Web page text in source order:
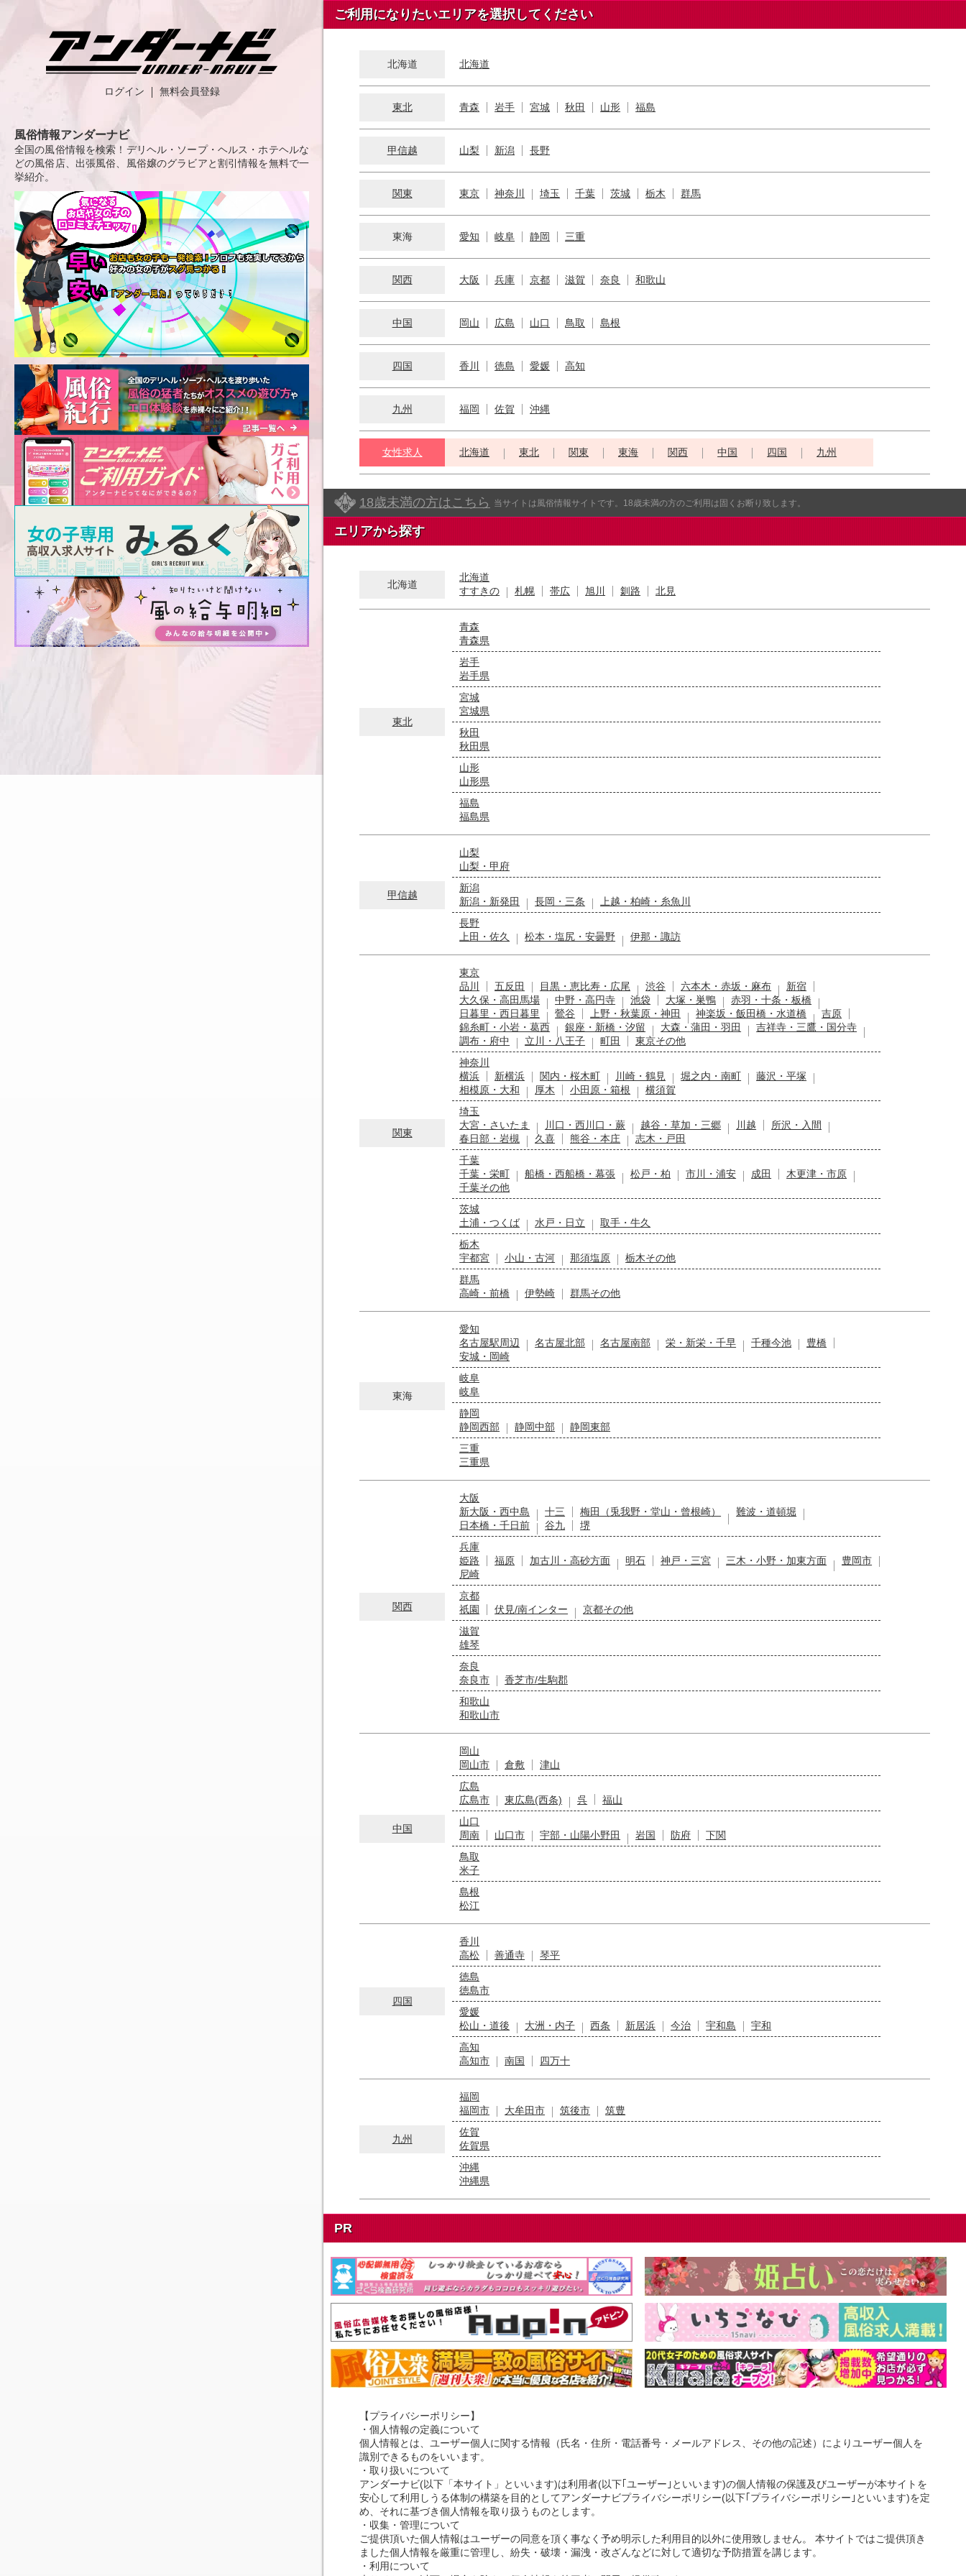
ログイン 無料会員登録
風俗情報アンダーナビ
全国の風俗情報を検索！デリヘル・ソープ・ヘルス・ホテヘルな
どの風俗店、出張風俗、風俗嬢のグラビアと割引情報を無料で一
挙紹介。
ご利用になりたいエリアを選択してください
北海道 北海道
東北 青森 岩手 宮城 秋田 山形 福島
甲信越 山梨 新潟 長野
関東 東京 神奈川 埼玉 千葉 茨城 栃木 群馬
東海 愛知 岐阜 静岡 三重
関西 大阪 兵庫 京都 滋賀 奈良 和歌山
中国 岡山 広島 山口 鳥取 島根
四国 香川 徳島 愛媛 高知
九州 福岡 佐賀 沖縄
女性求人 北海道 東北 関東 東海 関西 中国 四国 九州
18歳未満の方はこちら 当サイトは風俗情報サイトです。18歳未満の方のご利用は固くお断り致します。
エリアから探す
北海道
北海道
すすきの
札幌 帯広 旭川 釧路 北見
東北
青森
青森県
岩手
岩手県
宮城
宮城県
秋田
秋田県
山形
山形県
福島
福島県
甲信越
山梨
山梨・甲府
新潟
新潟・新発田
長岡・三条
上越・柏崎・糸魚川
長野
上田・佐久
松本・塩尻・安曇野 伊那・諏訪
関東
東京
品川
五反田 目黒・恵比寿・広尾 渋谷 六本木・赤坂・麻布
新宿
大久保・高田馬場
中野・高円寺 池袋 大塚・巣鴨
赤羽・十条・板橋
日暮里・西日暮里
鶯谷 上野・秋葉原・神田 神楽坂・飯田橋・水道橋
吉原
錦糸町・小岩・葛西
銀座・新橋・汐留 大森・蒲田・羽田
吉祥寺・三鷹・国分寺
調布・府中
立川・八王子 町田
東京その他
神奈川
横浜
新横浜 関内・桜木町 川崎・鶴見 堀之内・南町
藤沢・平塚
相模原・大和
厚木 小田原・箱根
横須賀
埼玉
大宮・さいたま
川口・西川口・蕨 越谷・草加・三郷 川越
所沢・入間
春日部・岩槻
久喜 熊谷・本庄
志木・戸田
千葉
千葉・栄町
船橋・西船橋・幕張 松戸・柏 市川・浦安 成田
木更津・市原
千葉その他
茨城
土浦・つくば
水戸・日立
取手・牛久
栃木
宇都宮
小山・古河 那須塩原
栃木その他
群馬
高崎・前橋
伊勢崎 群馬その他
東海
愛知
名古屋駅周辺
名古屋北部 名古屋南部 栄・新栄・千早 千種今池
豊橋
安城・岡崎
岐阜
岐阜
静岡
静岡西部
静岡中部
静岡東部
三重
三重県
関西
大阪
新大阪・西中島
十三 梅田（兎我野・堂山・曾根崎）
難波・道頓堀
日本橋・千日前
谷九
堺
兵庫
姫路
福原 加古川・高砂方面 明石 神戸・三宮 三木・小野・加東方面
豊岡市
尼崎
京都
祇園
伏見/南インター
京都その他
滋賀
雄琴
奈良
奈良市
香芝市/生駒郡
和歌山
和歌山市
中国
岡山
岡山市
倉敷
津山
広島
広島市
東広島(西条) 呉
福山
山口
周南
山口市 宇部・山陽小野田 岩国 防府
下関
鳥取
米子
島根
松江
四国
香川
高松
善通寺
琴平
徳島
徳島市
愛媛
松山・道後
大洲・内子 西条 新居浜 今治 宇和島
宇和
高知
高知市
南国 四万十
九州
福岡
福岡市
大牟田市 筑後市
筑豊
佐賀
佐賀県
沖縄
沖縄県
PR
【プライバシーポリシー】
・個人情報の定義について
個人情報とは、ユーザー個人に関する情報（氏名・住所・電話番号・メールアドレス、その他の記述）によりユーザー個人を
識別できるものをいいます。
・取り扱いについて
アンダーナビ(以下「本サイト」といいます)は利用者(以下｢ユーザー｣といいます)の個人情報の保護及びユーザーが本サイトを
安心して利用しうる体制の構築を目的としてアンダーナビプライバシーポリシー(以下｢プライバシーポリシー｣といいます)を定
め、それに基づき個人情報を取り扱うものとします。
・収集・管理について
ご提供頂いた個人情報はユーザーの同意を頂く事なく予め明示した利用目的以外に使用致しません。 本サイトではご提供頂き
ました個人情報を厳重に管理し、紛失・破壊・漏洩・改ざんなどに対して適切な予防措置を講じます。
・利用について